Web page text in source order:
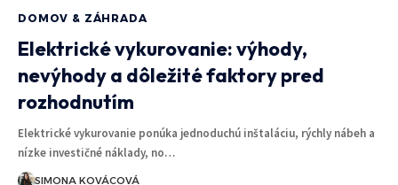
DOMOV & ZÁHRADA
Elektrické vykurovanie: výhody,
nevýhody a dôležité faktory pred
rozhodnutím
Elektrické vykurovanie ponúka jednoduchú inštaláciu, rýchly nábeh a
nízke investičné náklady, no…
SIMONA KOVÁCOVÁ